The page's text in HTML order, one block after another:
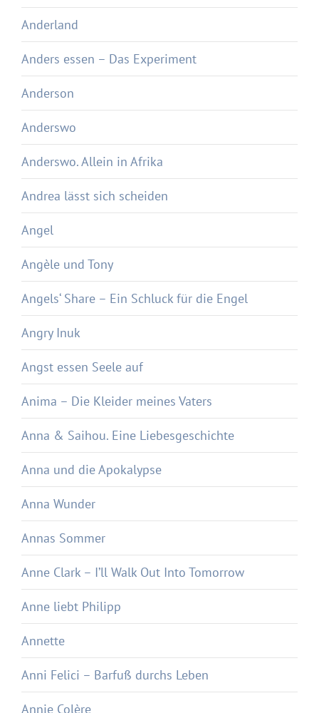
Anderland
Anders essen – Das Experiment
Anderson
Anderswo
Anderswo. Allein in Afrika
Andrea lässt sich scheiden
Angel
Angèle und Tony
Angels‘ Share – Ein Schluck für die Engel
Angry Inuk
Angst essen Seele auf
Anima – Die Kleider meines Vaters
Anna & Saihou. Eine Liebesgeschichte
Anna und die Apokalypse
Anna Wunder
Annas Sommer
Anne Clark – I’ll Walk Out Into Tomorrow
Anne liebt Philipp
Annette
Anni Felici – Barfuß durchs Leben
Annie Colère